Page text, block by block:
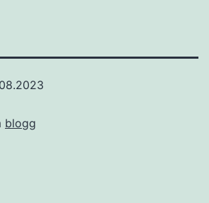
blogg